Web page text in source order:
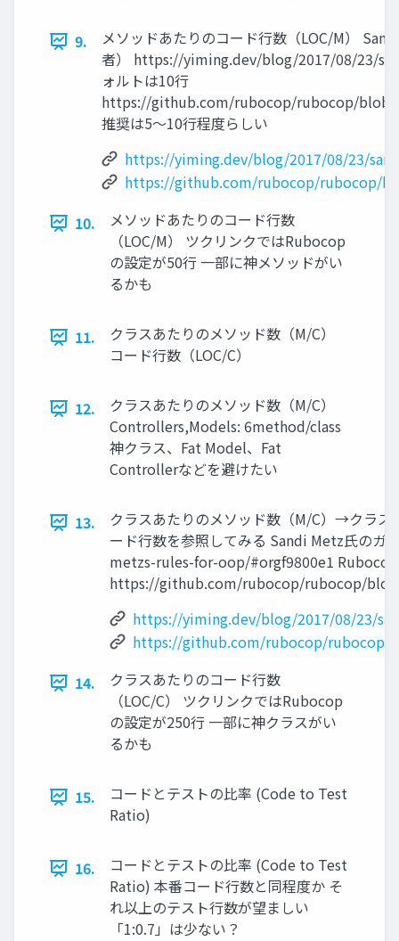
9.
メソッドあたりのコード⾏数（LOC/M）
者） https://yiming.dev/blog/2017/08/23/
ォルトは10⾏
https://github.com/rubocop/rubocop/blob/
推奨は5〜10⾏程度らしい
https://yiming.dev/blog/2017/08/23/
https://github.com/rubocop/rubocop/
10.
メソッドあたりのコード⾏数
（LOC/M） ツクリンクではRubocop
の設定が50⾏ ⼀部に神メソッドがい
るかも
11.
クラスあたりのメソッド数（M/C）
コード⾏数（LOC/C）
12.
クラスあたりのメソッド数（M/C）
Controllers,Models: 6method/class
神クラス、Fat Model、Fat
Controllerなどを避けたい
13.
クラスあたりのメソッド数（M/C）→クラス
ード⾏数を参照してみる Sandi Metz⽒の
metzs-rules-for-oop/#orgf9800e1
https://github.com/rubocop/rubocop/
https://yiming.dev/blog/2017/08/23/
https://github.com/rubocop/rubocop/
14.
クラスあたりのコード⾏数
（LOC/C） ツクリンクではRubocop
の設定が250⾏ ⼀部に神クラスがい
るかも
15.
コードとテストの⽐率 (Code to Test
Ratio)
16.
コードとテストの⽐率 (Code to Test
Ratio) 本番コード⾏数と同程度か そ
れ以上のテスト⾏数が望ましい
「1:0.7」は少ない？